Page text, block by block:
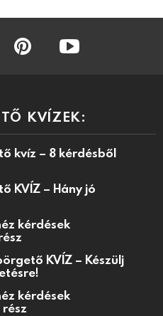
KVÍZEK:
kvíz – 8 kérdésből
KVÍZ – Hány jó
kérdések
KVÍZ – Készülj
kérdések
rész